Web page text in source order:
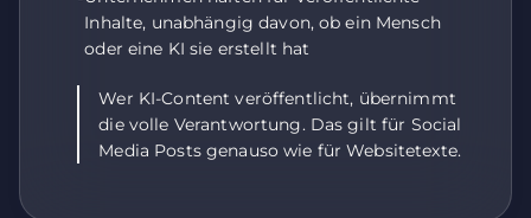
Inhalte, unabhängig davon, ob ein Mensch
oder eine KI sie erstellt hat
Wer KI-Content veröffentlicht, übernimmt
die volle Verantwortung. Das gilt für Social
Media Posts genauso wie für Websitetexte.